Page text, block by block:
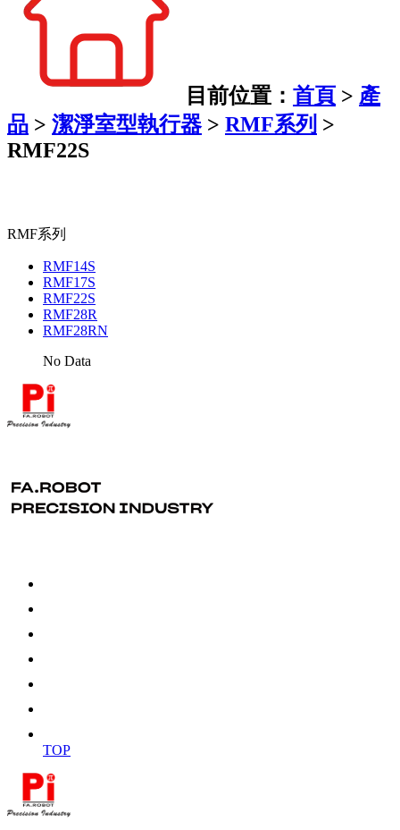
目前位置： 首頁 > 產
品 > 潔淨室型執行器> RMF系列 >
RMF22S
RMF系列
RMF14S
RMF17S
RMF22S
RMF28R
RMF28RN
No Data
TOP